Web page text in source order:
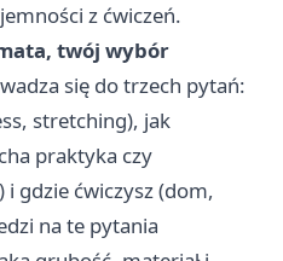
z ćwiczeń.
twój wybór
się do trzech pytań:
stretching), jak
praktyka czy
gdzie ćwiczysz (dom,
na te pytania